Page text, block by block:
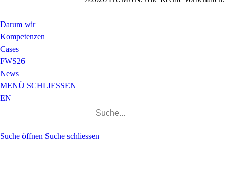
Darum wir
Kompetenzen
Cases
FWS26
News
MENÜ SCHLIESSEN
EN
Suche öffnen Suche schliessen